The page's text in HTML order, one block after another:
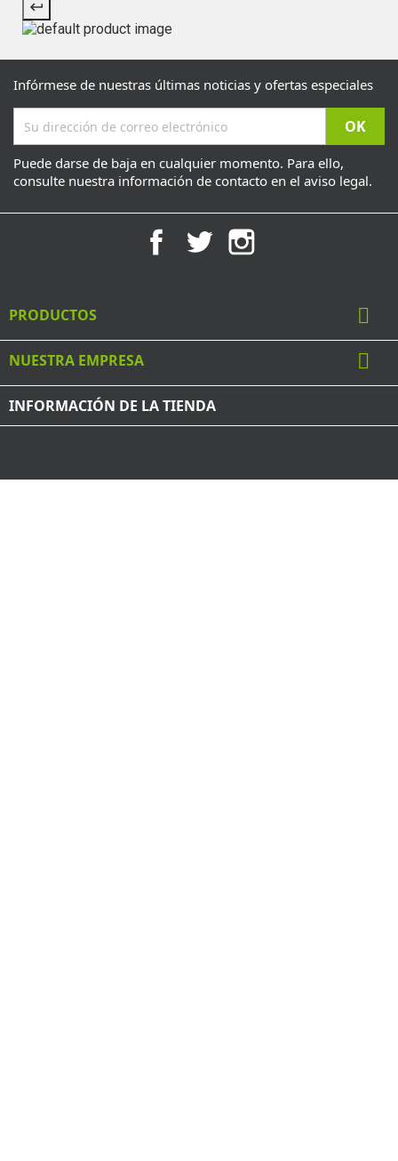
Infórmese de nuestras últimas noticias y ofertas especiales
Puede darse de baja en cualquier momento. Para ello,
consulte nuestra información de contacto en el aviso legal.
FacebookTwitter
PRODUCTOS 
NUESTRA EMPRESA 
INFORMACIÓN DE LA TIENDA